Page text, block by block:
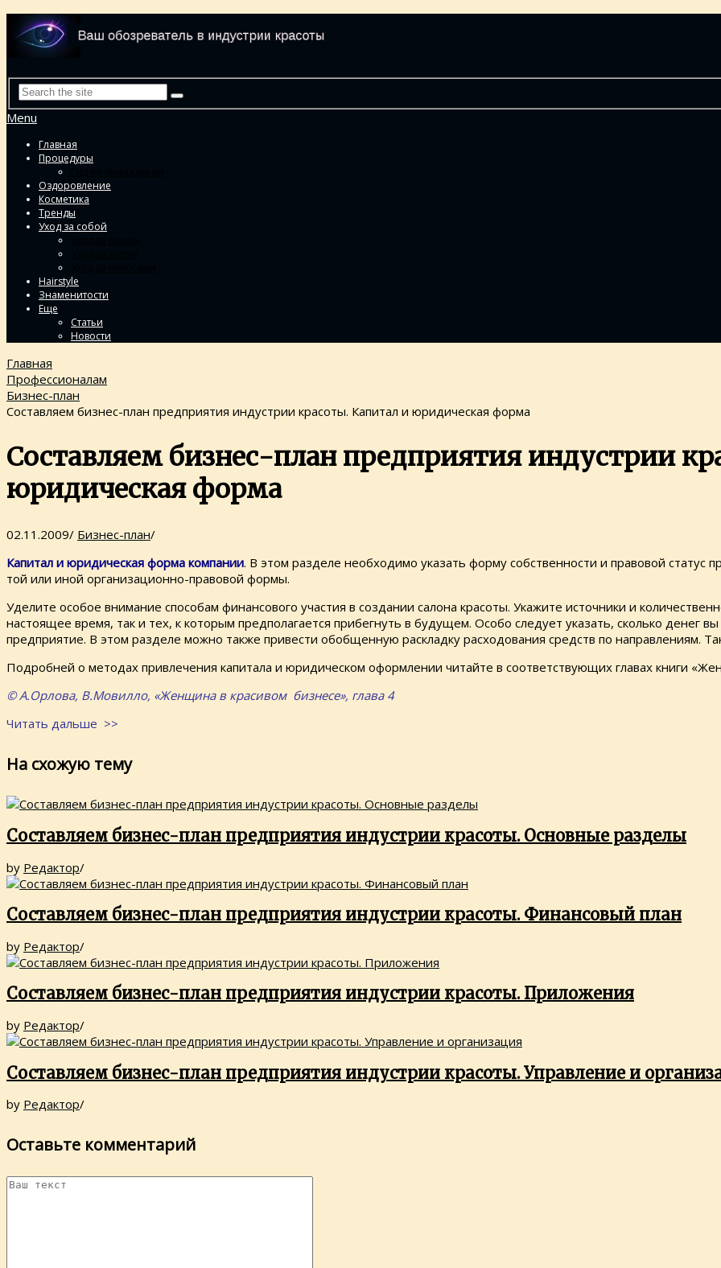
Menu
Главная
Процедуры
Оздоровление
Косметика
Тренды
Уход за собой
Hairstyle
Знаменитости
Еще
Статьи
Новости
Главная
Профессионалам
Бизнес-план
Составляем бизнес-план предприятия индустрии красоты. Капитал и юридическая форма
Составляем бизнес-план предприятия индустрии
юридическая форма
02.11.2009/ Бизнес-план/
Капитал и юридическая форма компании. В этом разделе необходимо указать форму собственности и правовой
той или иной организационно-правовой формы.
Уделите особое внимание способам финансового участия в создании салона красоты. Укажите источники и
настоящее время, так и тех, к которым предполагается прибегнуть в будущем. Особо следует указать, сколько денег
предприятие. В этом разделе можно также привести обобщенную раскладку расходования средств по направлениям.
Подробней о методах привлечения капитала и юридическом оформлении читайте в соответствующих главах книги
© А.Орлова, В.Мовилло, «Женщина в красивом бизнесе», глава 4
Читать дальше >>
На схожую тему
Составляем бизнес-план предприятия индустрии красоты. Основные разделы
by Редактор/
Составляем бизнес-план предприятия индустрии красоты. Финансовый план
by Редактор/
Составляем бизнес-план предприятия индустрии красоты. Приложения
by Редактор/
Составляем бизнес-план предприятия индустрии красоты. Управление и
by Редактор/
Оставьте комментарий